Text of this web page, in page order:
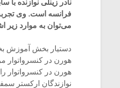
نادر زینلی نوازنده
فرانسه است. وی
می‌توان به موارد زیر
دستیار بخش آموزش
هورن در کنسرواتوار
نوازندگان ارکستر